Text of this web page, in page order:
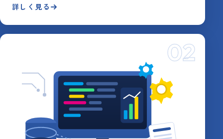
詳しく見る
02